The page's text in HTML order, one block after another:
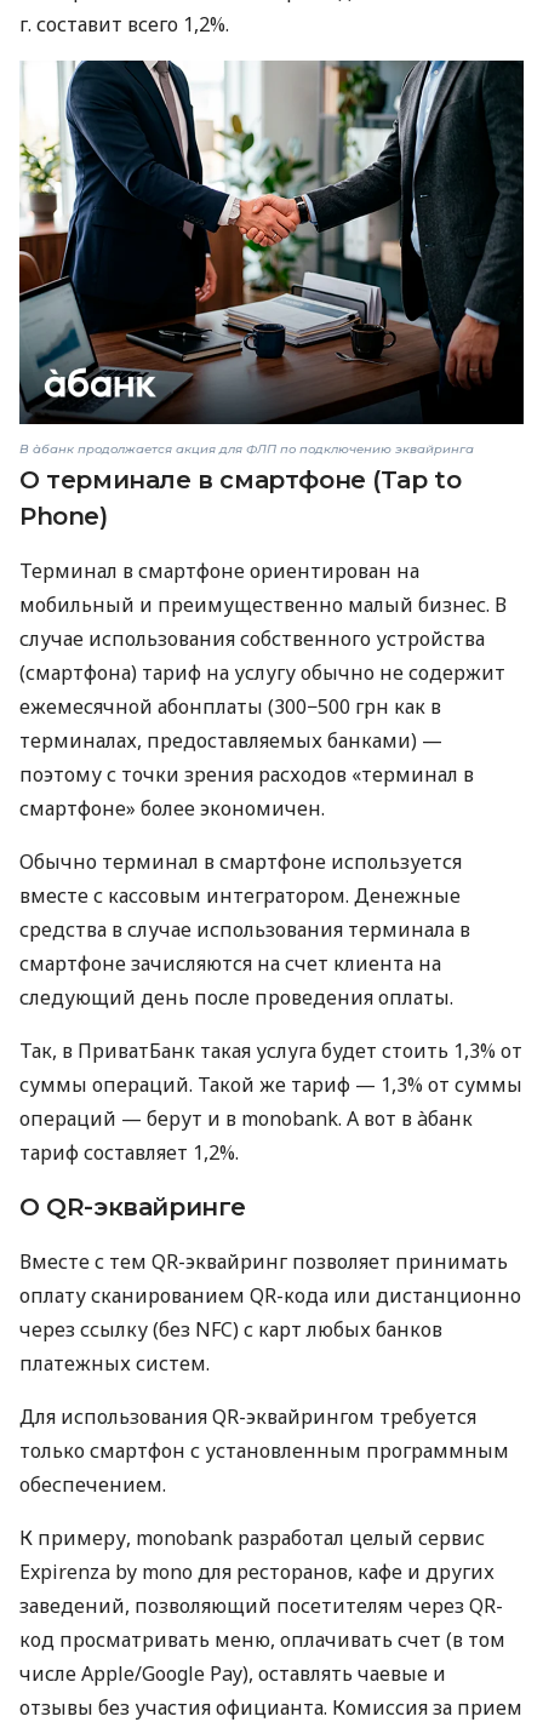
г. составит всего 1,2%.
В àбанк продолжается акция для ФЛП по подключению эквайринга
О терминале в смартфоне (Tap to
Phone)
Терминал в смартфоне ориентирован на
мобильный и преимущественно малый бизнес. В
случае использования собственного устройства
(смартфона) тариф на услугу обычно не содержит
ежемесячной абонплаты (300−500 грн как в
терминалах, предоставляемых банками) —
поэтому с точки зрения расходов «терминал в
смартфоне» более экономичен.
Обычно терминал в смартфоне используется
вместе с кассовым интегратором. Денежные
средства в случае использования терминала в
смартфоне зачисляются на счет клиента на
следующий день после проведения оплаты.
Так, в ПриватБанк такая услуга будет стоить 1,3% от
суммы операций. Такой же тариф — 1,3% от суммы
операций — берут и в monobank. А вот в àбанк
тариф составляет 1,2%.
О QR-эквайринге
Вместе с тем QR-эквайринг позволяет принимать
оплату сканированием QR-кода или дистанционно
через ссылку (без NFC) с карт любых банков
платежных систем.
Для использования QR-эквайрингом требуется
только смартфон с установленным программным
обеспечением.
К примеру, monobank разработал целый сервис
Expirenza by mono для ресторанов, кафе и других
заведений, позволяющий посетителям через QR-
код просматривать меню, оплачивать счет (в том
числе Apple/Google Pay), оставлять чаевые и
отзывы без участия официанта. Комиссия за прием